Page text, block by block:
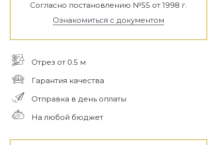
Согласно постановлению №55 от 1998 г.
Ознакомиться с документом
Отрез от 0.5 м
Гарантия качества
Отправка в день оплаты
На любой бюджет